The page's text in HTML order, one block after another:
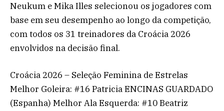
Neukum e Mika Illes selecionou os jogadores com
base em seu desempenho ao longo da competição,
com todos os 31 treinadores da Croácia 2026
envolvidos na decisão final.
Croácia 2026 – Seleção Feminina de Estrelas
Melhor Goleira: #16 Patricia ENCINAS GUARDADO
(Espanha) Melhor Ala Esquerda: #10 Beatriz